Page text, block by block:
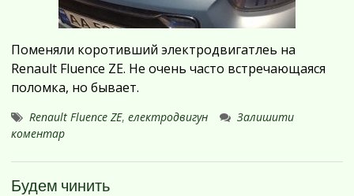
Поменяли коротивший электродвигатлеь на
Renault Fluence ZE. Не очень часто встречающаяся
поломка, но бывает.
Renault Fluence ZE,електродвигун
Залишити
коментар
Будем чинить